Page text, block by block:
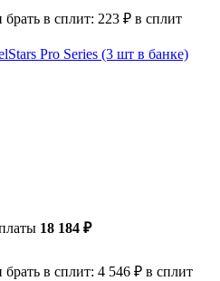
в сплит: 223 ₽ в сплит
Pro Series (3 шт в банке)
18 184 ₽
в сплит: 4 546 ₽ в сплит